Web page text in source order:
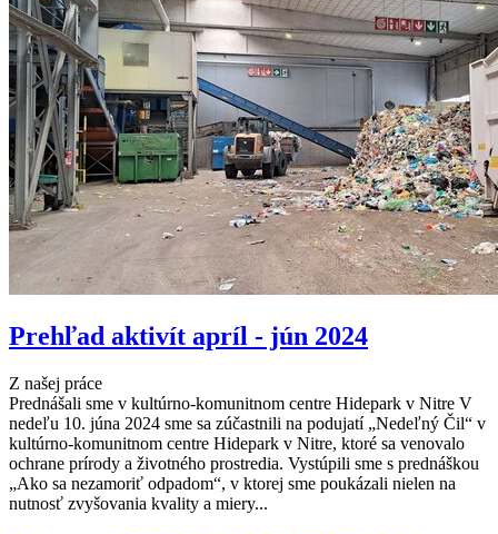
Prehľad aktivít apríl - jún 2024
Z našej práce
Prednášali sme v kultúrno-komunitnom centre Hidepark v Nitre V
nedeľu 10. júna 2024 sme sa zúčastnili na podujatí „Nedeľný Čil“ v
kultúrno-komunitnom centre Hidepark v Nitre, ktoré sa venovalo
ochrane prírody a životného prostredia. Vystúpili sme s prednáškou
„Ako sa nezamoriť odpadom“, v ktorej sme poukázali nielen na
nutnosť zvyšovania kvality a miery...